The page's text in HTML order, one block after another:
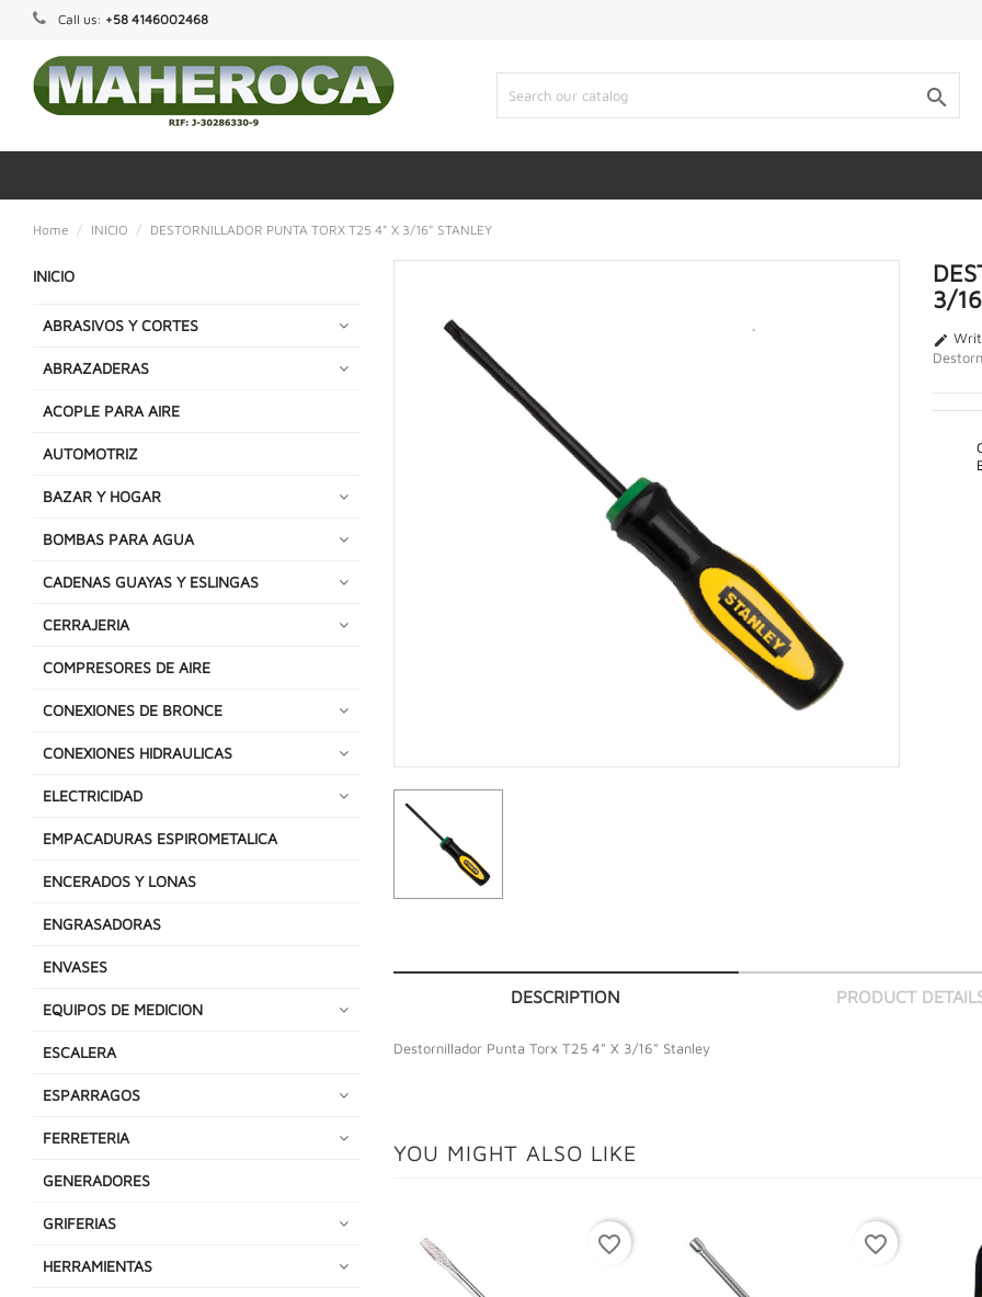
Call us: +58 4146002468

Home INICIO DESTORNILLADOR PUNTA TORX T25 4" X 3/16" STANLEY
INICIO
ABRASIVOS Y CORTES
ABRAZADERAS
ACOPLE PARA AIRE
AUTOMOTRIZ
BAZAR Y HOGAR
BOMBAS PARA AGUA
CADENAS GUAYAS Y ESLINGAS
CERRAJERIA
COMPRESORES DE AIRE
CONEXIONES DE BRONCE
CONEXIONES HIDRAULICAS
ELECTRICIDAD
EMPACADURAS ESPIROMETALICA
ENCERADOS Y LONAS
ENGRASADORAS
ENVASES
EQUIPOS DE MEDICION
ESCALERA
ESPARRAGOS
FERRETERIA
GENERADORES
GRIFERIAS
HERRAMIENTAS
3/

DESCRIPTION PRODUCT
Destornillador Punta Torx T25 4" X 3/16" Stanley
YOU MIGHT ALSO LIKE
favorite_border favorite_border